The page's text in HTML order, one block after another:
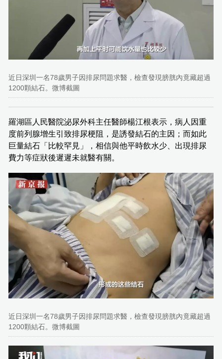
近日深圳一名78歲男子因排尿問題求醫，檢查發現膀胱內竟藏超過
1200顆結石。微博截圖
羅湖區人民醫院泌尿外科主任醫師楊江根表示，病人因重
度前列腺增生引致排尿梗阻，是誘發結石的主因；而如此
巨量結石「比較罕見」，相信與他平時飲水少、出現排尿
費力等症狀後遲遲未就醫有關。
近日深圳一名78歲男子因排尿問題求醫，檢查發現膀胱內竟藏超過
1200顆結石。微博截圖